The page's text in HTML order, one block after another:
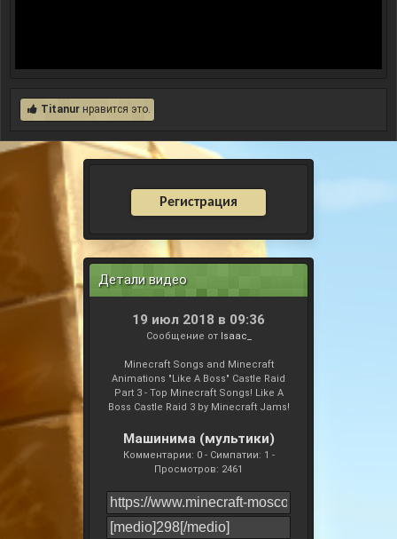
Titanur нравится это.
Регистрация
Детали видео
19 июл 2018 в 09:36
Сообщение от Isaac_
Minecraft Songs and Minecraft
Animations "Like A Boss" Castle Raid
Part 3 - Top Minecraft Songs! Like A
Boss Castle Raid 3 by Minecraft Jams!
Машинима (мультики)
Комментарии: 0 - Симпатии: 1 -
Просмотров: 2461